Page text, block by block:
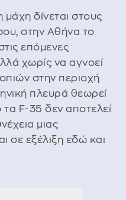
δίνεται στους
στην Αθήνα το
επόμενες
χωρίς να αγνοεί
στην περιοχή
πλευρά θεωρεί
F-35 δεν αποτελεί
μιας
σε εξέλιξη εδώ και